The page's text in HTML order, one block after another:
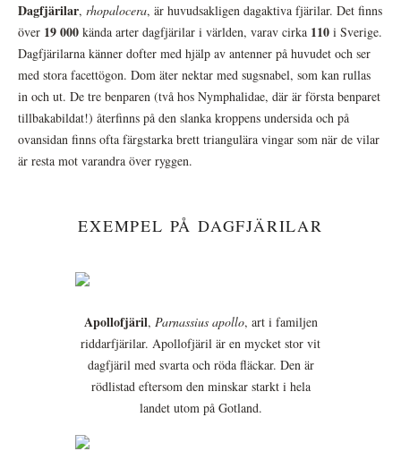
Dagfjärilar, rhopalocera, är huvudsakligen dagaktiva fjärilar. Det finns
över 19 000 kända arter dagfjärilar i världen, varav cirka 110 i Sverige.
Dagfjärilarna känner dofter med hjälp av antenner på huvudet och ser
med stora facettögon. Dom äter nektar med sugsnabel, som kan rullas
in och ut. De tre benparen (två hos Nymphalidae, där är första benparet
tillbakabildat!) återfinns på den slanka kroppens undersida och på
ovansidan finns ofta färgstarka brett triangulära vingar som när de vilar
är resta mot varandra över ryggen.
EXEMPEL PÅ DAGFJÄRILAR
Apollofjäril, Parnassius apollo, art i familjen
riddarfjärilar. Apollofjäril är en mycket stor vit
dagfjäril med svarta och röda fläckar. Den är
rödlistad eftersom den minskar starkt i hela
landet utom på Gotland.